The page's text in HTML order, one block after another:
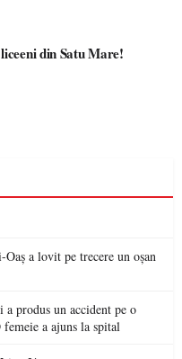
din Satu Mare!
a lovit pe trecere un oșan
produs un accident pe o
a ajuns la spital